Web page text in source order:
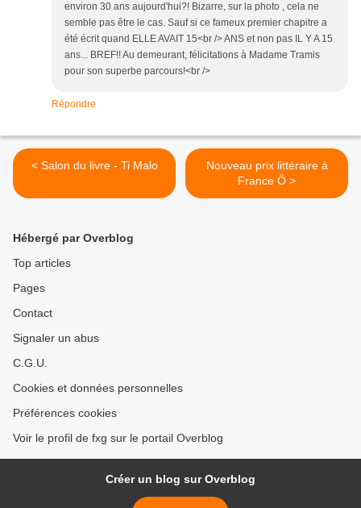
environ 30 ans aujourd'hui?! Bizarre, sur la photo , cela ne
semble pas être le cas. Sauf si ce fameux premier chapitre a
été écrit quand ELLE AVAIT 15<br /> ANS et non pas IL Y A 15
ans... BREF!! Au demeurant, félicitations à Madame Tramis
pour son superbe parcours!<br />
Répondre
< Salon du livre - Ti Malo
Nouveau prix littéraire à
France Ô >
Hébergé par Overblog
Top articles
Pages
Contact
Signaler un abus
C.G.U.
Cookies et données personnelles
Préférences cookies
Voir le profil de fxg sur le portail Overblog
Créer un blog sur Overblog